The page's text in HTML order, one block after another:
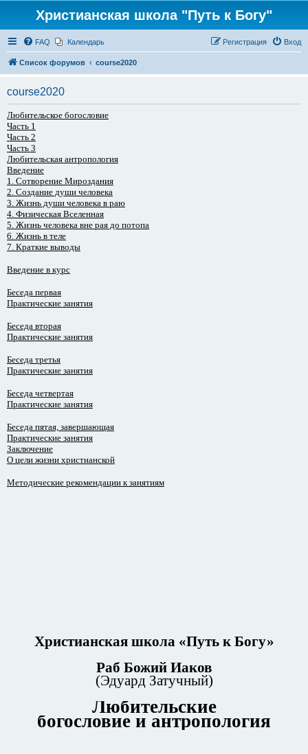
Христианская школа "Путь к Богу"
FAQ Календарь Вход
Регистрация
Список форумов course2020
course2020
Любительское богословие
Часть 1
Часть 2
Часть 3
Любительская антропология
Введение
1. Сотворение Мироздания
2. Создание души человека
3. Жизнь души человека в раю
4. Физическая Вселенная
5. Жизнь человека вне рая до потопа
6. Жизнь в теле
7. Краткие выводы
Введение в курс
Беседа первая
Практические занятия
Беседа вторая
Практические занятия
Беседа третья
Практические занятия
Беседа четвертая
Практические занятия
Беседа пятая, завершающая
Практические занятия
Заключение
О цели жизни христианской
Методические рекомендации к занятиям
Христианская школа «Путь к Богу»
Раб Божий Иаков
(Эдуард Затучный)
Любительские
богословие и антропология